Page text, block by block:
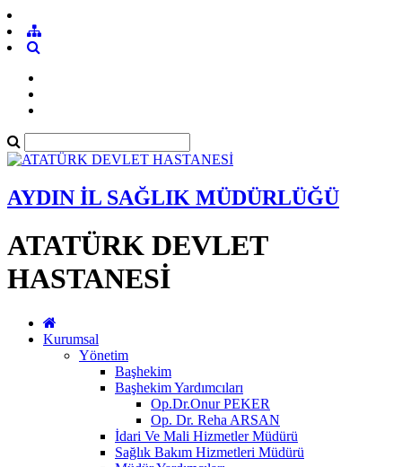
AYDIN İL SAĞLIK MÜDÜRLÜĞÜ
ATATÜRK DEVLET
HASTANESİ
Kurumsal
Yönetim
Başhekim
Başhekim Yardımcıları
Op.Dr.Onur PEKER
Op. Dr. Reha ARSAN
İdari Ve Mali Hizmetler Müdürü
Sağlık Bakım Hizmetleri Müdürü